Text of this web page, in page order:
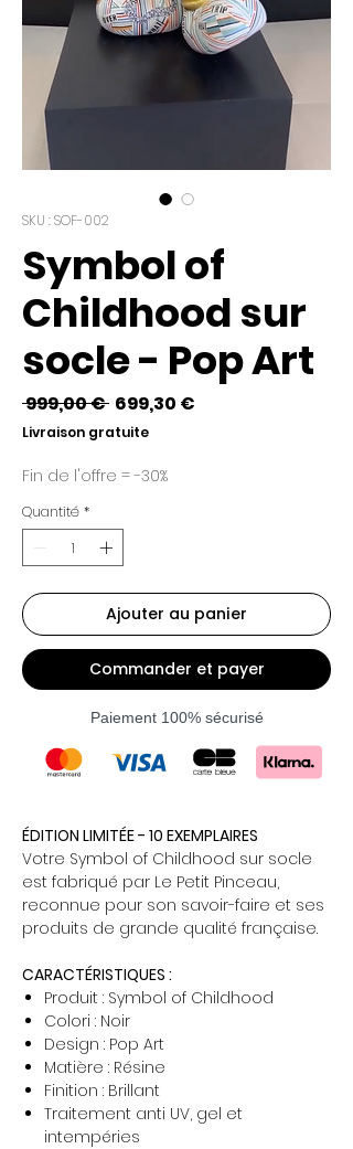
SKU : SOF-002
Symbol of
Childhood sur
socle - Pop Art
999,00 € Prix
original
699,30 €
Livraison gratuite
Fin de l'offre = -30%
Quantité *
Ajouter au panier
Commander et payer
Paiement 100% sécurisé
ÉDITION LIMITÉE - 10 EXEMPLAIRES
Votre Symbol of Childhood sur socle
est fabriqué par Le Petit Pinceau,
reconnue pour son savoir-faire et ses
produits de grande qualité française.
CARACTÉRISTIQUES :
Produit : Symbol of Childhood
Colori : Noir
Design : Pop Art
Matière : Résine
Finition : Brillant
Traitement anti UV, gel et
intempéries